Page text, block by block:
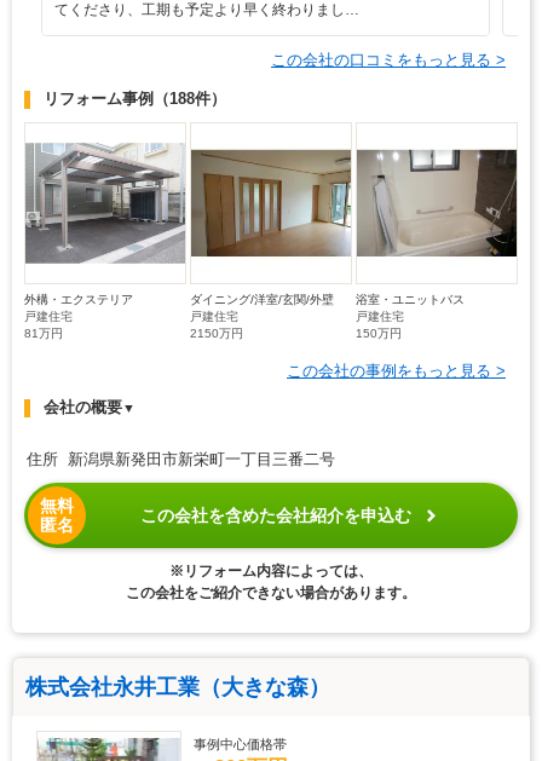
てくださり、工期も予定より早く終わりまし…
この会社の口コミをもっと見る >
リフォーム事例 （188件）
外構・エクステリア
戸建住宅
81万円
ダイニング/洋室/玄関/外壁
戸建住宅
2150万円
浴室・ユニットバス
戸建住宅
150万円
この会社の事例をもっと見る >
会社の概要▼
住所 新潟県新発田市新栄町一丁目三番二号
無料
匿名
この会社を含めた会社紹介を申込む
※リフォーム内容によっては、
この会社をご紹介できない場合があります。
株式会社永井工業（大きな森）
事例中心価格帯